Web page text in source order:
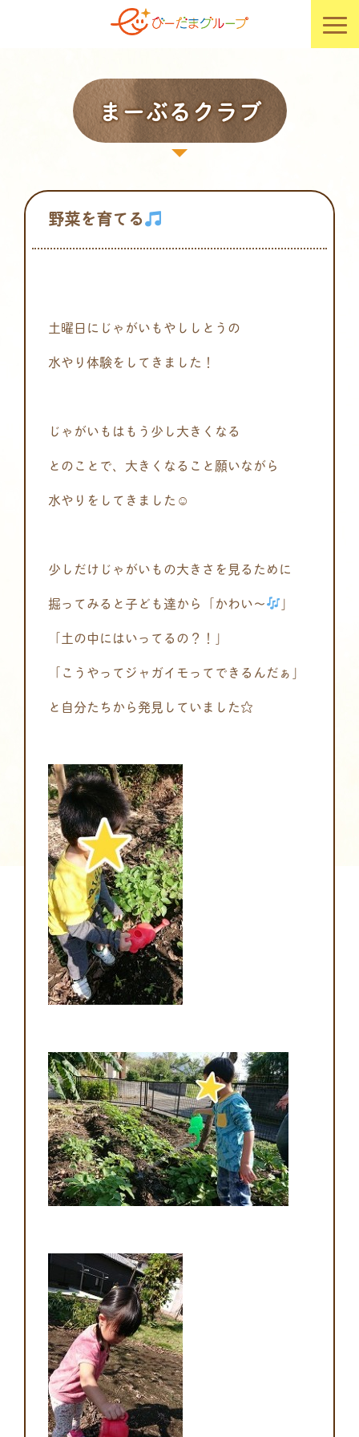
まーぶるクラブ
野菜を育てる
土曜日にじゃがいもやししとうの
水やり体験をしてきました！
じゃがいもはもう少し大きくなる
とのことで、大きくなること願いながら
水やりをしてきました☺
少しだけじゃがいもの大きさを見るために
掘ってみると子ども達から「かわい～
」
「土の中にはいってるの？！」
「こうやってジャガイモってできるんだぁ」
と自分たちから発見していました☆